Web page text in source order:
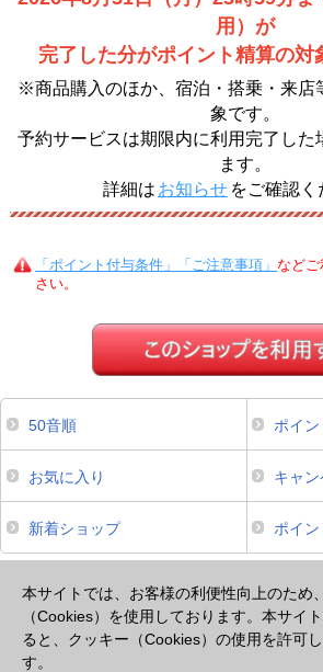
本サイトでは、お客様の利便性向上のため
（Cookies）を使用しております。本サイ
ると、クッキー（Cookies）の使用を許可
す。
用）が
完了した分がポイント精算の対
※商品購入のほか、宿泊・搭乗・来店
象です。
予約サービスは期限内に利用完了した
ます。
詳細は お知らせ をご確認く
「ポイント付与条件」「ご注意事項」 などご
さい。
50音順 ポイ
お気に入り キャ
新着ショップ ポイン
注意事項 プライバシーポリシー セキュリティポリシ